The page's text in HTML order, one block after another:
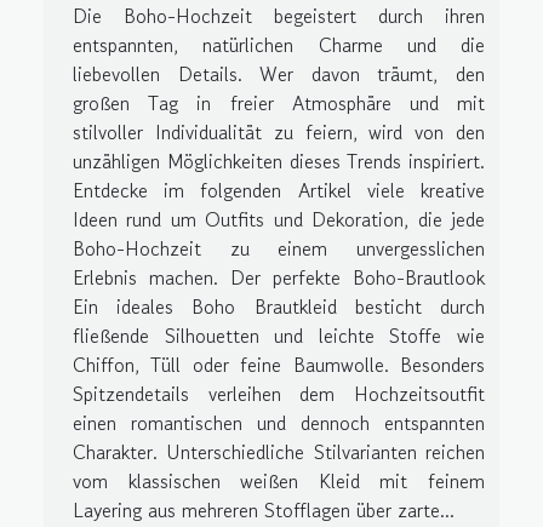
Die Boho-Hochzeit begeistert durch ihren
entspannten, natürlichen Charme und die
liebevollen Details. Wer davon träumt, den
großen Tag in freier Atmosphäre und mit
stilvoller Individualität zu feiern, wird von den
unzähligen Möglichkeiten dieses Trends inspiriert.
Entdecke im folgenden Artikel viele kreative
Ideen rund um Outfits und Dekoration, die jede
Boho-Hochzeit zu einem unvergesslichen
Erlebnis machen. Der perfekte Boho-Brautlook
Ein ideales Boho Brautkleid besticht durch
fließende Silhouetten und leichte Stoffe wie
Chiffon, Tüll oder feine Baumwolle. Besonders
Spitzendetails verleihen dem Hochzeitsoutfit
einen romantischen und dennoch entspannten
Charakter. Unterschiedliche Stilvarianten reichen
vom klassischen weißen Kleid mit feinem
Layering aus mehreren Stofflagen über zarte...